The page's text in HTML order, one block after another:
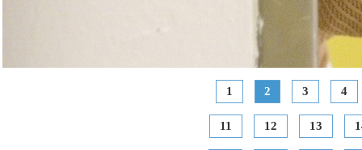
1 2 3 4
11 12 13